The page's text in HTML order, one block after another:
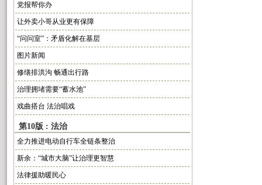
党报帮你办
让外卖小哥从业更有保障
“问问室”：矛盾化解在基层
图片新闻
修缮排洪沟 畅通出行路
治理拥堵需要“蓄水池”
戏曲搭台 法治唱戏
第10版 : 法治
全力推进电动自行车全链条整治
新余：“城市大脑”让治理更智慧
法律援助暖民心